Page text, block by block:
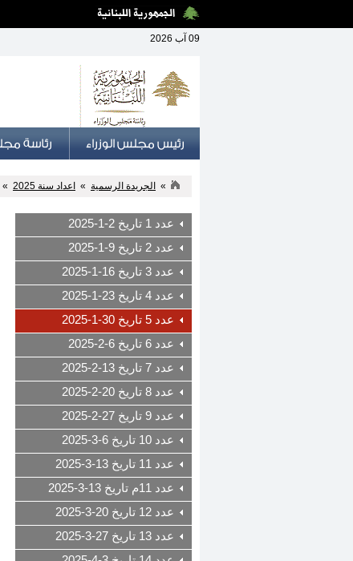
09 آب 2026
» الجريدة الرسمية » اعداد سنة 2025 »
عدد 1 تاريخ 2-1-2025
عدد 2 تاريخ 9-1-2025
عدد 3 تاريخ 16-1-2025
عدد 4 تاريخ 23-1-2025
عدد 5 تاريخ 30-1-2025
عدد 6 تاريخ 6-2-2025
عدد 7 تاريخ 13-2-2025
عدد 8 تاريخ 20-2-2025
عدد 9 تاريخ 27-2-2025
عدد 10 تاريخ 6-3-2025
عدد 11 تاريخ 13-3-2025
عدد 11م تاريخ 13-3-2025
عدد 12 تاريخ 20-3-2025
عدد 13 تاريخ 27-3-2025